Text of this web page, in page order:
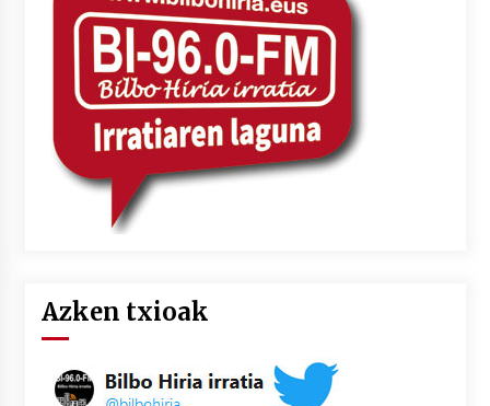
Azken txioak